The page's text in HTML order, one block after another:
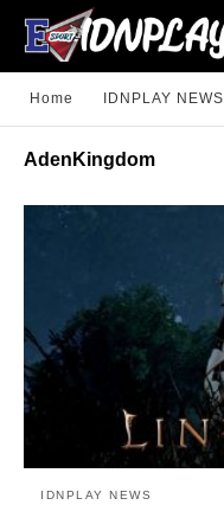
Home IDNPLAY NEWS
AdenKingdom
IDNPLAY NEWS